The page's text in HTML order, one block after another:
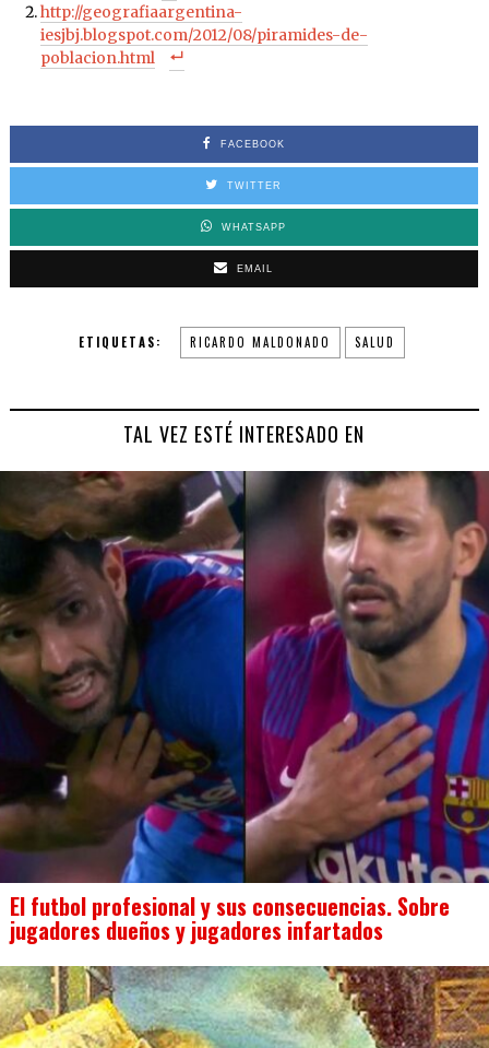
http://geografiaargentina-
iesjbj.blogspot.com/2012/08/piramides-de-
poblacion.html
FACEBOOK
TWITTER
WHATSAPP
EMAIL
ETIQUETAS: RICARDO MALDONADO SALUD
TAL VEZ ESTÉ INTERESADO EN
El futbol profesional y sus consecuencias. Sobre
jugadores dueños y jugadores infartados